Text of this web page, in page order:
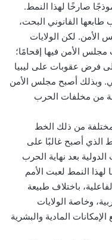
صارخًا لهذا النمط.
طابعها القانوني البحت،
لكن الولايات
الأمن فيها إقحامًا؛
فرض عقوبات على ليبيا
وبذلك أصبح مجلس الأمن
من مخلفات الحرب
من ذلك الخط
الذي أصبح غالبًا على
بعد نهاية الحرب
أحداث سبتمبر 2001. ووفقًا لهذا النمط لعبت الأمم
باختلاف طبيعة
وخاصة الولايات
المادية والبشرية